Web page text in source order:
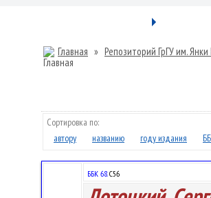
Главная » Репозиторий ГрГУ им.
Сортировка по:
автору
названию году издания
ББК 68.С56